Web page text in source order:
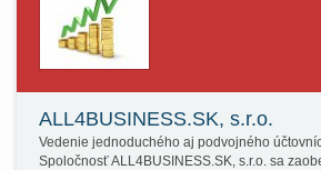
ALL4BUSINESS.SK, s.r.o.
Vedenie jednoduchého aj podvojného
Spoločnosť ALL4BUSINESS.SK, s.r.o. sa